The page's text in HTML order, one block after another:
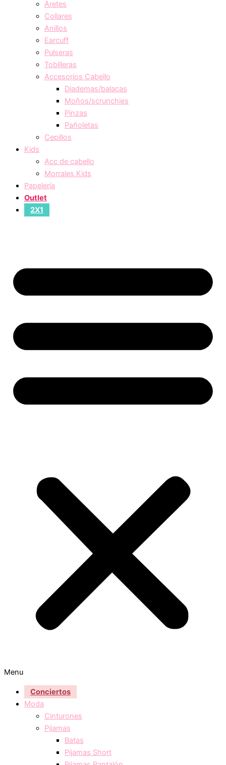
Aretes
Collares
Anillos
Earcuff
Pulseras
Tobilleras
Accesorios Cabello
Diademas/balacas
Moños/scrunchies
Pinzas
Pañoletas
Cepillos
Kids
Acc de cabello
Morrales Kids
Papelería
Outlet
2X1
Menu
Conciertos
Moda
Cinturones
Pijamas
Batas
Pijamas Short